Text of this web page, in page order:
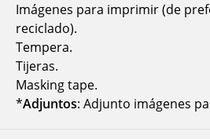
Imágenes para imprimir (de
reciclado).
Tempera.
Tijeras.
Masking tape.
*Adjuntos: Adjunto imágenes